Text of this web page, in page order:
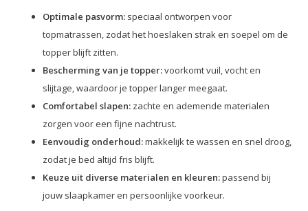
Optimale pasvorm: speciaal ontworpen voor
topmatrassen, zodat het hoeslaken strak en soepel om de
topper blijft zitten.
Bescherming van je topper:voorkomt vuil, vocht en
slijtage, waardoor je topper langer meegaat.
Comfortabel slapen: zachte en ademende materialen
zorgen voor een fijne nachtrust.
Eenvoudig onderhoud:makkelijk te wassen en snel droog,
zodat je bed altijd fris blijft.
Keuze uit diverse materialen en kleuren:passend bij
jouw slaapkamer en persoonlijke voorkeur.